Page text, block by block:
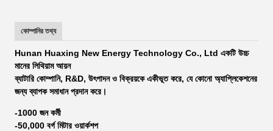
কোম্পানির তথ্য
Hunan Huaxing New Energy Technology Co., Ltd একটি উচ্চ
মানের লিথিয়াম আয়ন
ব্যাটারি কোম্পানি, R&D, উৎপাদন ও বিক্রয়কে একীভূত করে, যে কোনো অ্যাপ্লিকেশনের
জন্য ব্যাপক সমাধান প্রদান করে।
-1000 জন কর্মী
-50,000 বর্গ মিটার ওয়ার্কশপ